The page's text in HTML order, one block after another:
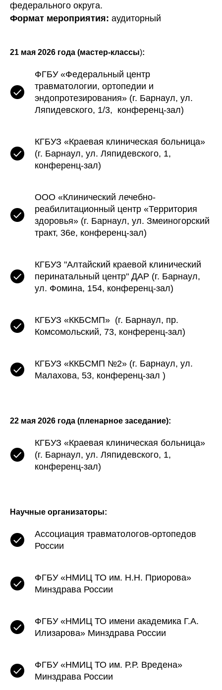
федерального округа.
Формат мероприятия: аудиторный
21 мая 2026 года (мастер-классы):
ФГБУ «Федеральный центр
травматологии, ортопедии и
эндопротезирования» (г. Барнаул, ул.
Ляпидевского, 1/3, конференц-зал)
КГБУЗ «Краевая клиническая больница»
(г. Барнаул, ул. Ляпидевского, 1,
конференц-зал)
ООО «Клинический лечебно-
реабилитационный центр «Территория
здоровья» (г. Барнаул, ул. Змеиногорский
тракт, 36е, конференц-зал)
КГБУЗ "Алтайский краевой клинический
перинатальный центр" ДАР (г. Барнаул,
ул. Фомина, 154, конференц-зал)
КГБУЗ «ККБСМП» (г. Барнаул, пр.
Комсомольский, 73, конференц-зал)
КГБУЗ «ККБСМП №2» (г. Барнаул, ул.
Малахова, 53, конференц-зал )
22 мая 2026 года (пленарное заседание):
КГБУЗ «Краевая клиническая больница»
(г. Барнаул, ул. Ляпидевского, 1,
конференц-зал)
Научные организаторы:
Ассоциация травматологов-ортопедов
России
ФГБУ «НМИЦ ТО им. Н.Н. Приорова»
Минздрава России
ФГБУ «НМИЦ ТО имени академика Г.А.
Илизарова» Минздрава России
ФГБУ «НМИЦ ТО им. Р.Р. Вредена»
Минздрава России